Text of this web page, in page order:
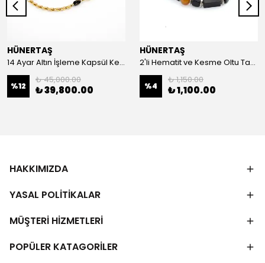
HÜNERTAŞ
14 Ayar Altın İşleme Kapsül Kesim Oltu Taşı Tespih
%12
₺ 45,000.00
₺ 39,800.00
HÜNERTAŞ
2'li Hematit ve Kesme Oltu Taşı Bileklik
%4
₺ 1,150.00
₺ 1,100.00
HAKKIMIZDA
YASAL POLİTİKALAR
MÜŞTERİ HİZMETLERİ
POPÜLER KATAGORİLER